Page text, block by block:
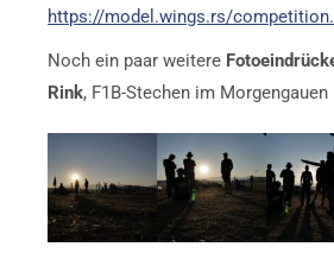
https://model.wings.rs/
Noch ein paar weitere
Rink, F1B-Stechen im Morgengauen